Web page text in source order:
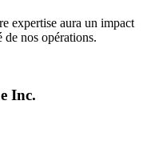
expertise aura un impact
de nos opérations.
Inc.